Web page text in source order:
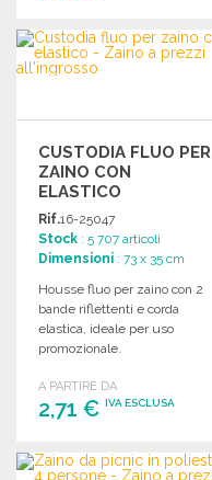
ORDINARE
Richiedi un preventivo
CUSTODIA FLUO PER
ZAINO CON
ELASTICO
Rif.16-25047
Stock : 5 707 articoli
Dimensioni : 73 x 35 cm
Housse fluo per zaino con 2
bande riflettenti e corda
elastica, ideale per uso
promozionale.
A PARTIRE DA
2,71 € IVA ESCLUSA
ORDINARE